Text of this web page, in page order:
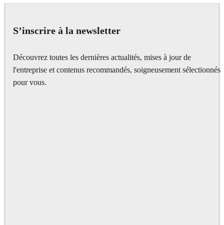
S’inscrire à la newsletter
Découvrez toutes les dernières actualités, mises à jour de
l'entreprise et contenus recommandés, soigneusement sélectionnés
pour vous.